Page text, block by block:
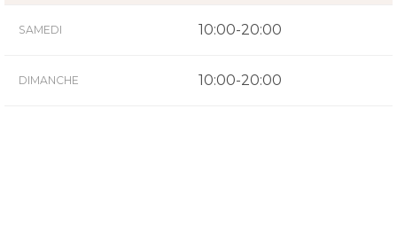
SAMEDI 10:00-20:00
DIMANCHE 10:00-20:00